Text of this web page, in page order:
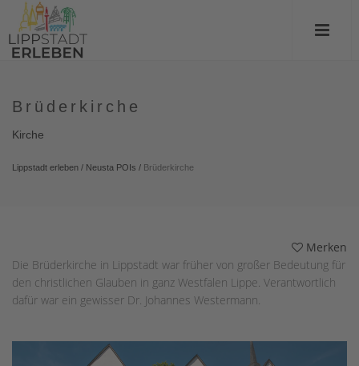
Brüderkirche
Kirche
Lippstadt erleben / Neusta POIs / Brüderkirche
Merken
Die Brüderkirche in Lippstadt war früher von großer Bedeutung für
den christlichen Glauben in ganz Westfalen Lippe. Verantwortlich
dafür war ein gewisser Dr. Johannes Westermann.